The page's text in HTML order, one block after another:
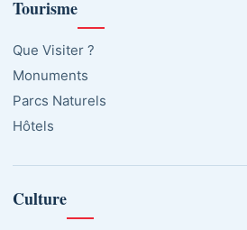
Tourisme
Que Visiter ?
Monuments
Parcs Naturels
Hôtels
Culture